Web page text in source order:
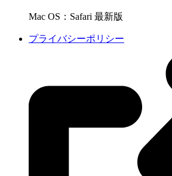
Mac OS：Safari 最新版
プライバシーポリシー